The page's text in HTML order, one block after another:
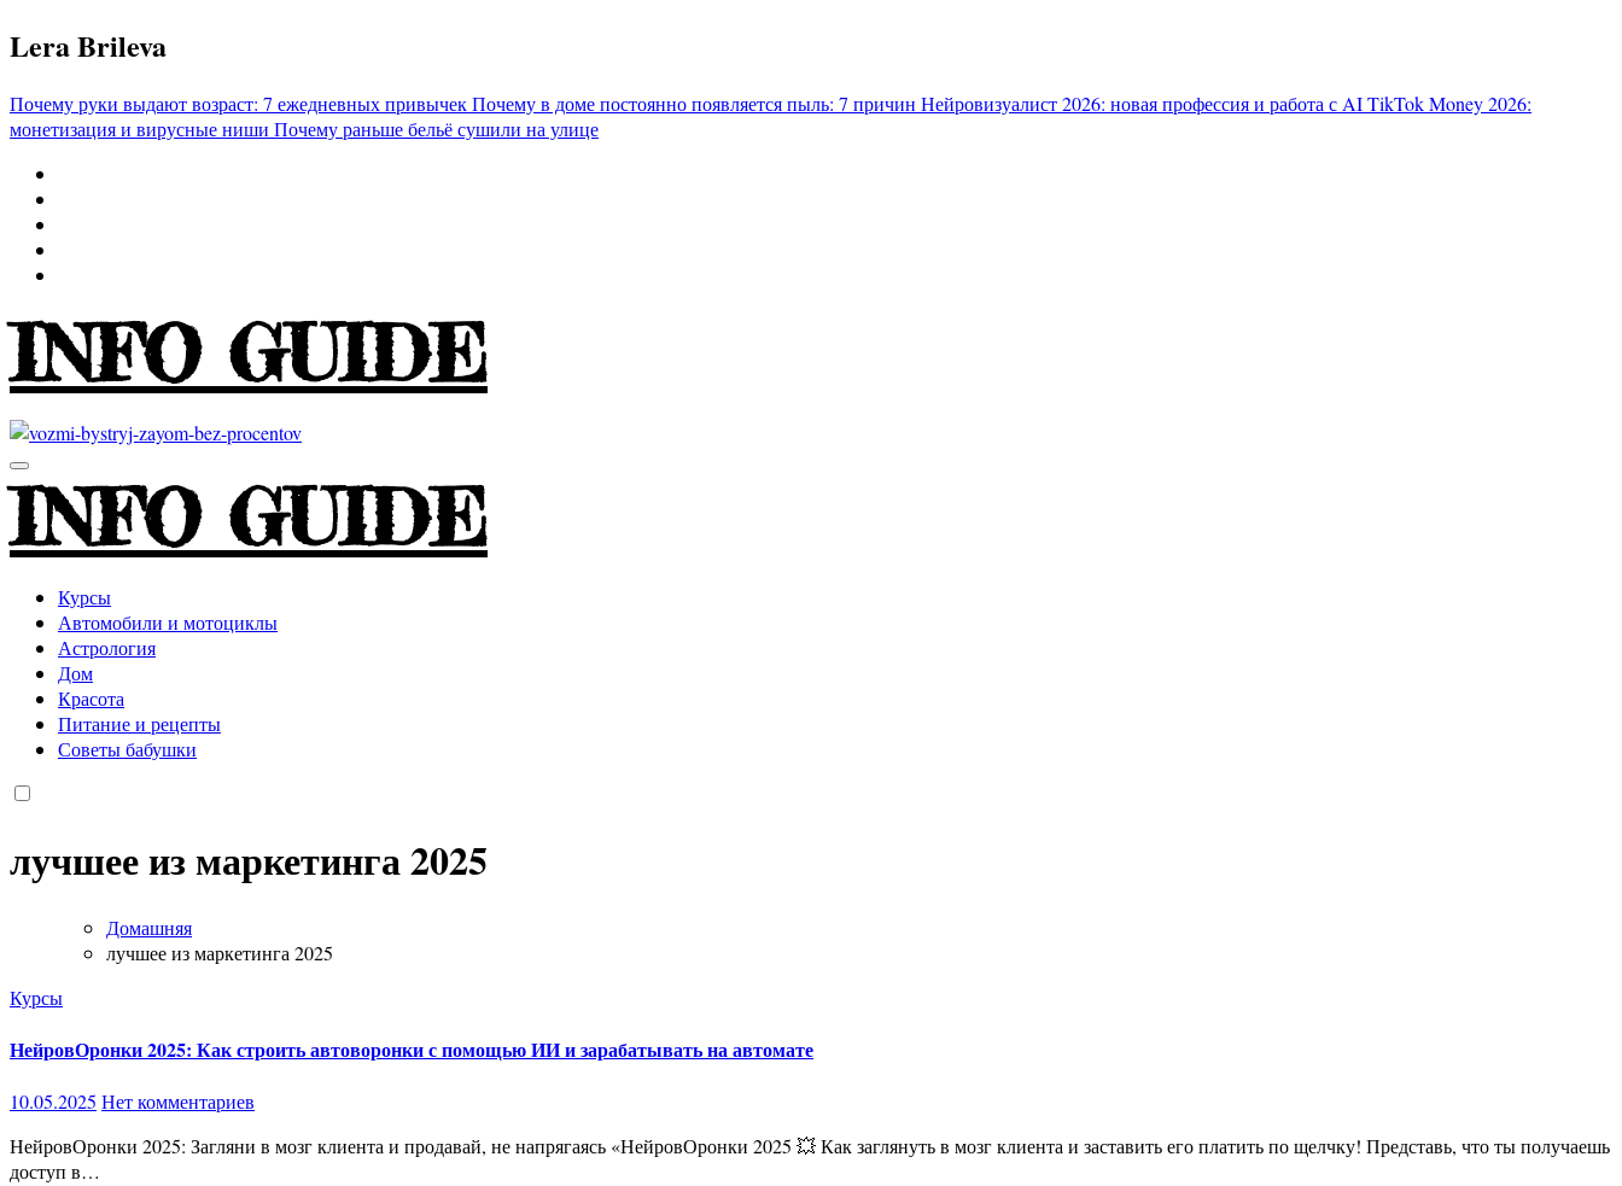
Перейти
к
Lera Brileva
Почему руки выдают возраст: 7 ежедневных привычекПочему в доме постоянно появляется пыль: 7 причин Нейровизуалист 2026: новая профессия и работа с AITikTok Money 2026:
монетизация и вирусные ниши Почему раньше бельё сушили на улице
INFO GUIDE
INFO GUIDE
Курсы
Автомобили и мотоциклы
Астрология
Дом
Красота
Питание и рецепты
Советы бабушки
лучшее из маркетинга 2025
Домашняя
лучшее из маркетинга 2025
Курсы
НейровОронки 2025: Как строить автоворонки с помощью ИИ и зарабатывать на автомате
10.05.2025 Нет комментариев
НейровОронки 2025: Загляни в мозг клиента и продавай, не напрягаясь «НейровОронки 2025 💥 Как заглянуть в мозг клиента и заставить его платить по щелчку! Представь, что ты получаешь
доступ в…